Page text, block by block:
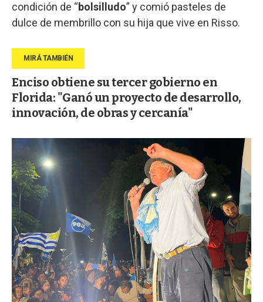
condición de “bolsilludo” y comió pasteles de
dulce de membrillo con su hija que vive en Risso.
Enciso obtiene su tercer gobierno en
Florida: "Ganó un proyecto de desarrollo,
innovación, de obras y cercanía"